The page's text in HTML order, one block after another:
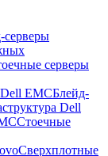
серверы
серверы
EMCБлейд-
Dell
Стоечные
Сверхплотные